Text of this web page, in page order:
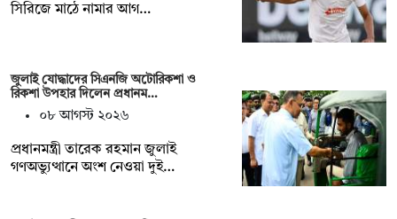
সিরিজে মাঠে নামার আগ…
জুলাই যোদ্ধাদের সিএনজি অটোরিকশা ও
রিকশা উপহার দিলেন প্রধানম…
০৮ আগস্ট ২০২৬
প্রধানমন্ত্রী তারেক রহমান জুলাই
গণঅভ্যুত্থানে অংশ নেওয়া দুই…